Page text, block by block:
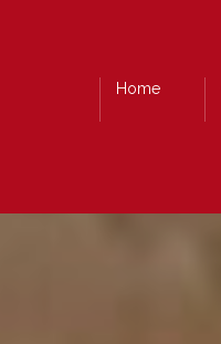
Home